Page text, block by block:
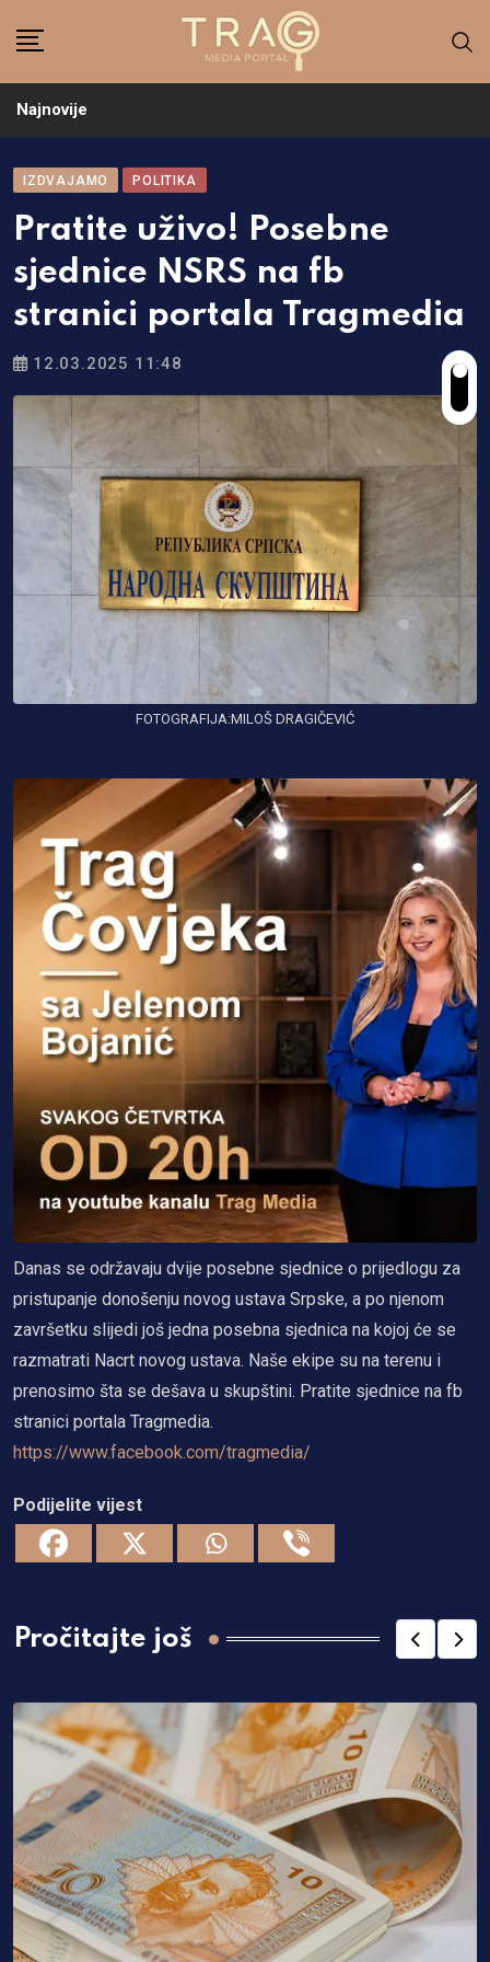
Najnovije
IZDVAJAMO POLITIKA
Pratite uživo! Posebne
sjednice NSRS na fb
stranici portala Tragmedia
12.03.2025 11:48
FOTOGRAFIJA:MILOŠ DRAGIČEVIĆ
Danas se održavaju dvije posebne sjednice o prijedlogu za
pristupanje donošenju novog ustava Srpske, a po njenom
završetku slijedi još jedna posebna sjednica na kojoj će se
razmatrati Nacrt novog ustava. Naše ekipe su na terenu i
prenosimo šta se dešava u skupštini. Pratite sjednice na fb
stranici portala Tragmedia.
https://www.facebook.com/tragmedia/
Podijelite vijest
Pročitajte još